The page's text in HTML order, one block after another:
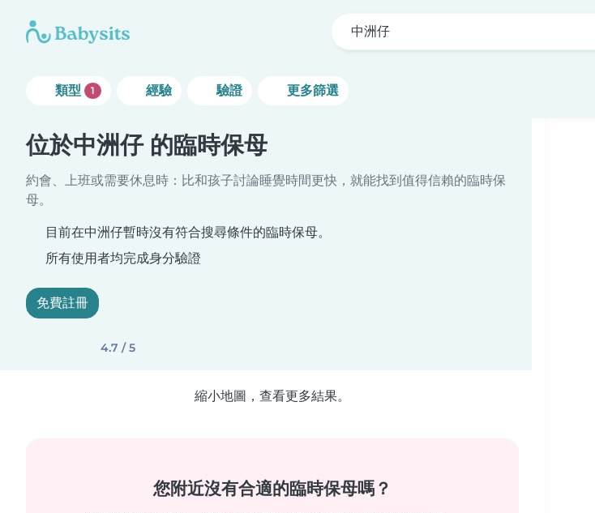
中洲仔
類型 1 經驗 驗證 更多篩選
位於中洲仔 的臨時保母
約會、上班或需要休息時：比和孩子討論睡覺時間更快，就能找到值得信賴的臨時保
母。
目前在中洲仔暫時沒有符合搜尋條件的臨時保母。
所有使用者均完成身分驗證
免費註冊
4.7 / 5
縮小地圖，查看更多結果。
您附近沒有合適的臨時保母嗎？